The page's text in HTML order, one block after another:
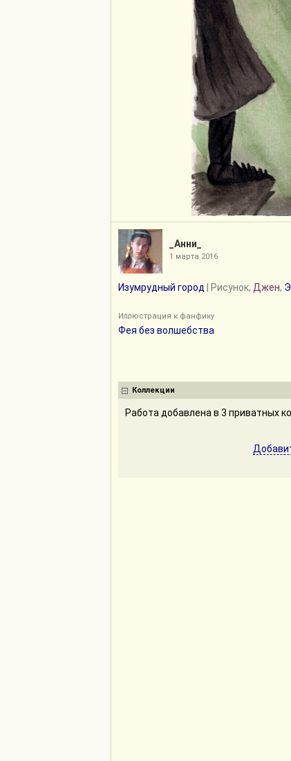
_Анни_
1 марта 2016
Изумрудный город | Рисунок, Джен,
Иллюстрация к фанфику
Фея без волшебства
Коллекции
Работа добавлена в 3 приватных